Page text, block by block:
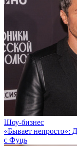
Шоу-бизнес
«Бывает непросто»:
с Фуць